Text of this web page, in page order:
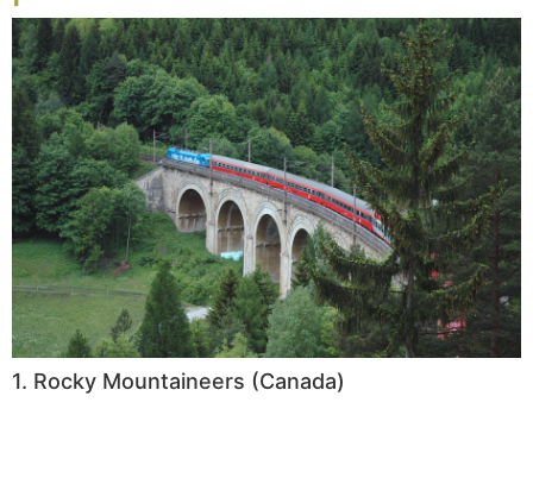
1. Rocky Mountaineers (Canada)